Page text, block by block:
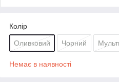
Колір
Оливковий Чорний
Немає в наявності